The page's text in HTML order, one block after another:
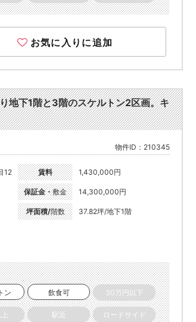
お気に入りに追加
地下1階と3階のスケルトン2区画。キ
物件ID：210345
12
賃料 1,430,000円
保証金・敷金 14,300,000円
坪面積/階数 37.82坪/地下1階
ン 飲食可 30万円以下
駅近 ロードサイド